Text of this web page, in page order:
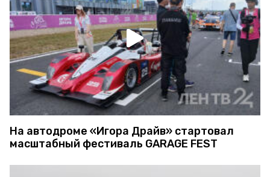
На автодроме «Игора Драйв» стартовал
масштабный фестиваль GARAGE FEST